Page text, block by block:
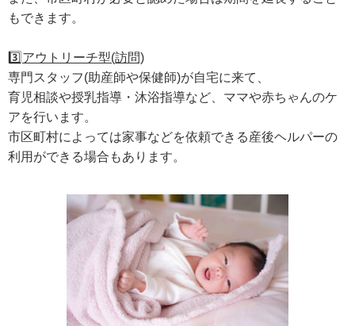
もできます。
3️⃣ アウトリーチ型(訪問)
専⾨スタッフ(助産師や保健師)が⾃宅に来て、
育児相談や授乳指導・沐浴指導など、ママや⾚ちゃんのケ
アを⾏います。
市区町村によっては家事などを依頼できる産後ヘルパーの
利⽤ができる場合もあります。